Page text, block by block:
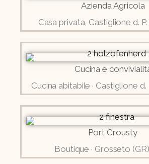
Azienda Agricola
Casa privata, Castiglione d. P.
Cucina e
Cucina abitabile · Castiglione d.
Port Crousty
Boutique · Grosseto